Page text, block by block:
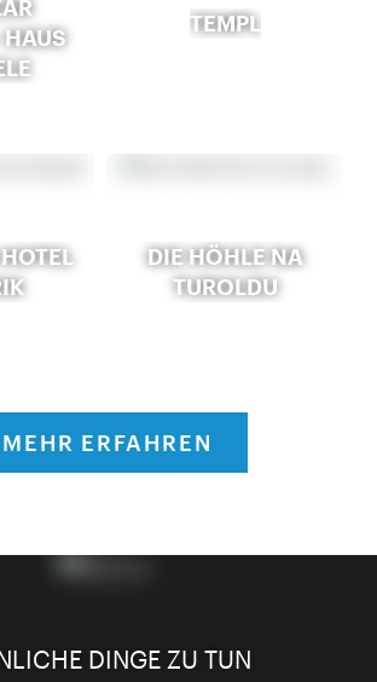
TEMPL
DIE HÖHLE NA
TUROLDU
MEHR ERFAHREN
DINGE ZU TUN